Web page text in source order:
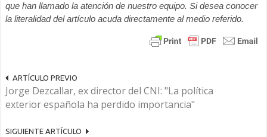
que han llamado la atención de nuestro equipo. Si desea conocer
la literalidad del artículo acuda directamente al medio referido.
ARTÍCULO PREVIO
Jorge Dezcallar, ex director del CNI: "La política
exterior española ha perdido importancia"
SIGUIENTE ARTÍCULO